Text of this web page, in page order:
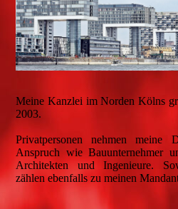
Meine Kanzlei im Norden Kölns
2003.
Privatpersonen nehmen meine
Anspruch wie Bauunternehmer
Architekten und Ingenieure.
zählen ebenfalls zu meinen